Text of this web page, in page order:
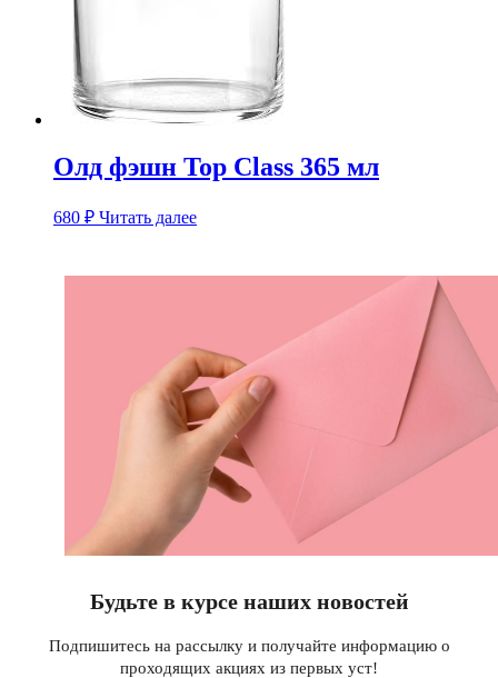
Олд фэшн Top Class 365 мл
680 ₽ Читать далее
Будьте в курсе наших новостей
Подпишитесь на рассылку и получайте информацию о
проходящих акциях из первых уст!